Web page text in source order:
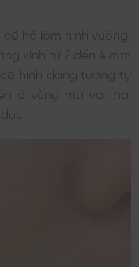
hố lõm hình vuông,
kính từ 2 đến 4 mm
có hình dạng tương tự
ở vùng má và thái